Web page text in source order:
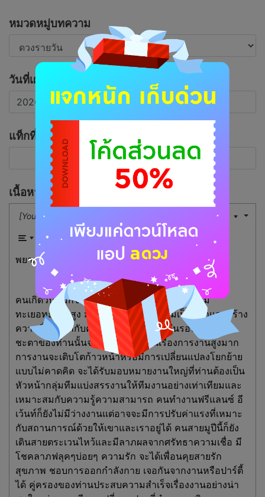
หมวดหมู่บทความ
วันที่เผยแพร่บทความ
แท็กที่เกี่ยวข้อง
เนื้อหาบทความ
[Your Button]
พยากรณ์ประจำวันอังคารที่ 5 พฤษภาคม 2569
คนเกิดวันนี้มักจะเป็นคนที่เชาวน์ปัญญาดีมีความ
ทะเยอทะยานสูง มักจะเป็นมีบุคลิกความเป็นผู้นำและสร้าง
ความตื่นตัวให้กับคนรอบข้างอยู่เสมอ ในรอบอายุนี้ดวง
ชะตาของท่านนั้นจะมีพัฒนาการในเรื่องการงานสูงมาก
การงานจะเติบโตก้าวหน้าหรือมีการเปลี่ยนแปลงโยกย้าย
แบบไม่คาดคิด จะได้รับมอบหมายงานใหญ่ที่ท่านต้องเป็น
หัวหน้ากลุ่มทีมแบ่งสรรงานให้ทีมงานอย่างเท่าเทียมและ
เหมาะสมกับความรู้ความสามารถ คนทำงานฟรีแลนซ์ อี
เว้นท์ก็ยังไม่มีว่างงานแต่อาจจะมีการปรับค่าแรงที่เหมาะ
กับสถานการณ์ด้วยให้เขาและเราอยู่ได้ คนสายมูปีนี้ก็ยัง
เดินสายตระเวนไหว้และมีลาภผลจากศรัทธาความเชื่อ มี
โชคลาภฟลุคๆบ่อยๆ ความรัก จะได้เพื่อนคุยสายรัก
สุขภาพ ชอบการออกกำลังกาย เจอกันจากงานหรือปาร์ตี้
ได้ คู่ครองของท่านประสบความสำเร็จเรื่องงานอย่างน่า